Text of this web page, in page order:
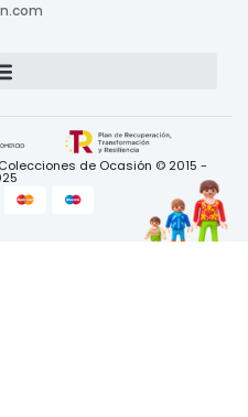
de Ocasión © 2015 -